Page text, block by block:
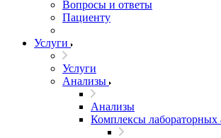
Вопросы и ответы
Пациенту
Услуги
Услуги
Анализы
Анализы
Комплексы лабораторных